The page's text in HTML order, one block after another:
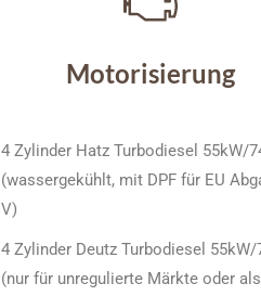
Motorisierung
4 Zylinder Hatz Turbodiesel 55kW/
(wassergekühlt, mit DPF für EU
V)
4 Zylinder Deutz Turbodiesel 55kW/
(nur für unregulierte Märkte oder als